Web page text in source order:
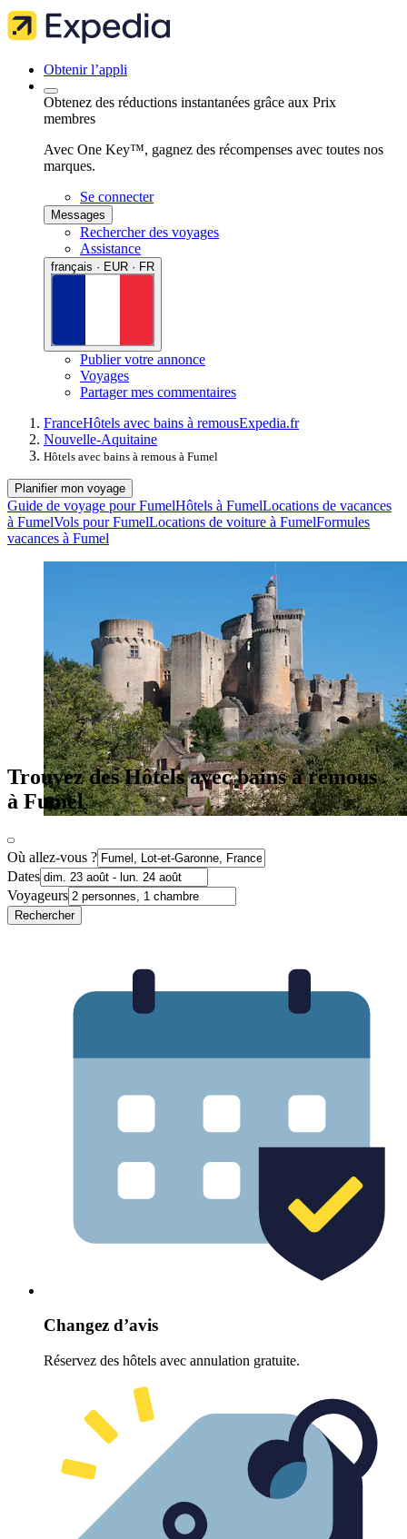
Obtenir l’appli
Obtenez des réductions instantanées grâce aux Prix
membres
Avec One Key™, gagnez des récompenses avec toutes nos
marques.
Se connecter
Messages
Rechercher des voyages
Assistance
français · EUR · FR
Publier votre annonce
Voyages
Partager mes commentaires
FranceHôtels avec bains à remousExpedia.fr
Nouvelle-Aquitaine
Hôtels avec bains à remous à Fumel
Planifier mon voyage
Guide de voyage pour FumelHôtels à FumelLocations de vacances
à FumelVols pour FumelLocations de voiture à FumelFormules
vacances à Fumel
Trouvez des Hôtels avec bains à remous
à Fumel
Où allez-vous ?
Dates
Voyageurs
Rechercher
Changez d’avis
Réservez des hôtels avec annulation gratuite.